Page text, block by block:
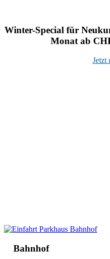
Winter-Special für
Monat ab
Jetzt
Bahnhof